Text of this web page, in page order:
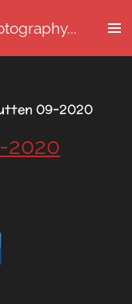
09-2020
2020